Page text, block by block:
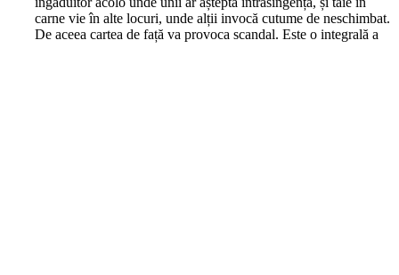
carne vie în alte locuri, unde alții invocă cutume de neschimbat.
De aceea cartea de față va provoca scandal. Este o integrală a